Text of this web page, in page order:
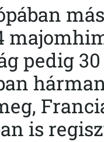
pedig
is